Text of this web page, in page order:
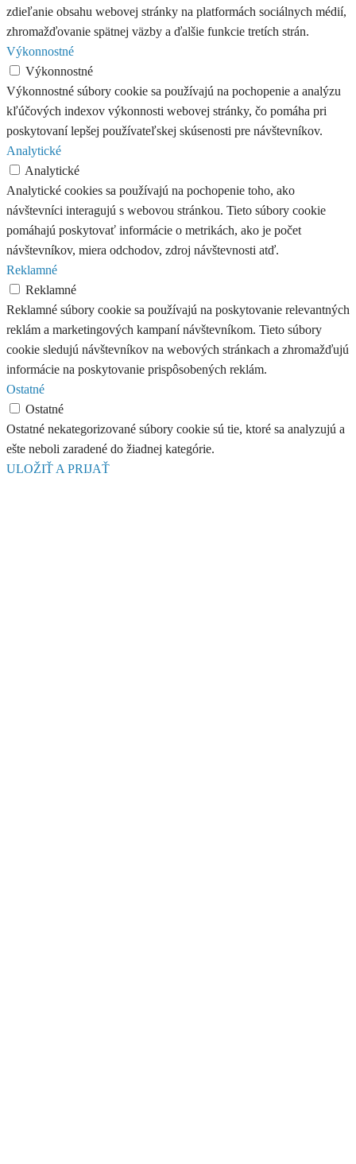
zdieľanie obsahu webovej stránky na platformách sociálnych médií,
zhromažďovanie spätnej väzby a ďalšie funkcie tretích strán.
Výkonnostné
Výkonnostné
Výkonnostné súbory cookie sa používajú na pochopenie a analýzu
kľúčových indexov výkonnosti webovej stránky, čo pomáha pri
poskytovaní lepšej používateľskej skúsenosti pre návštevníkov.
Analytické
Analytické
Analytické cookies sa používajú na pochopenie toho, ako
návštevníci interagujú s webovou stránkou. Tieto súbory cookie
pomáhajú poskytovať informácie o metrikách, ako je počet
návštevníkov, miera odchodov, zdroj návštevnosti atď.
Reklamné
Reklamné
Reklamné súbory cookie sa používajú na poskytovanie relevantných
reklám a marketingových kampaní návštevníkom. Tieto súbory
cookie sledujú návštevníkov na webových stránkach a zhromažďujú
informácie na poskytovanie prispôsobených reklám.
Ostatné
Ostatné
Ostatné nekategorizované súbory cookie sú tie, ktoré sa analyzujú a
ešte neboli zaradené do žiadnej kategórie.
ULOŽIŤ A PRIJAŤ